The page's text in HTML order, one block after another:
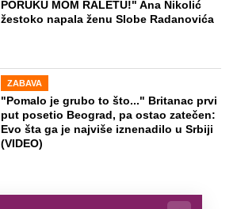
PORUKU MOM RALETU!" Ana Nikolić
žestoko napala ženu Slobe Radanovića
ZABAVA
"Pomalo je grubo to što..." Britanac prvi
put posetio Beograd, pa ostao zatečen:
Evo šta ga je najviše iznenadilo u Srbiji
(VIDEO)